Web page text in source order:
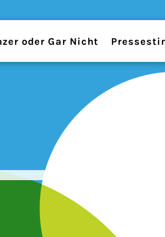
oder Gar Nicht